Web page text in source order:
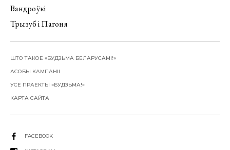
Вандроўкі
Трызуб і Пагоня
ШТО ТАКОЕ «БУДЗЬМА БЕЛАРУСАМІ!»
АСОБЫ КАМПАНІІ
УСЕ ПРАЕКТЫ «БУДЗЬМА!»
КАРТА САЙТА
FACEBOOK